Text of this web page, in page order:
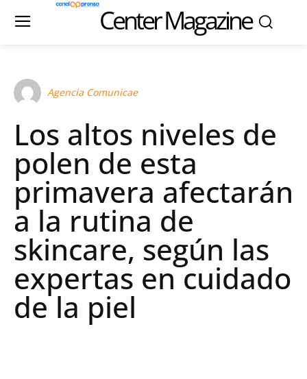
Center Magazine
Agencia Comunicae
Los altos niveles de
polen de esta
primavera afectarán
a la rutina de
skincare, según las
expertas en cuidado
de la piel